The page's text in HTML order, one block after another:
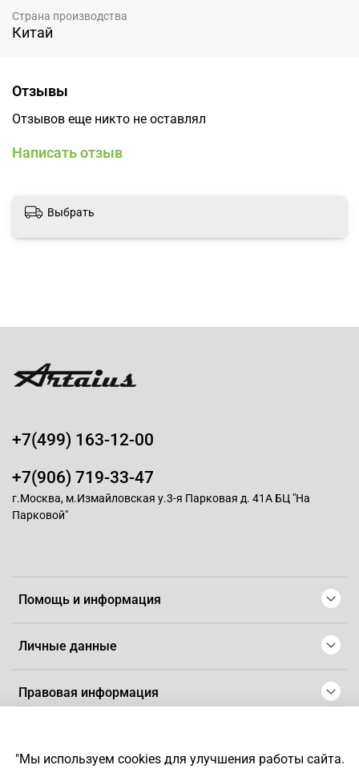
Страна производства
Китай
Отзывы
Отзывов еще никто не оставлял
Написать отзыв
Выбрать
Помощь и информация
Личные данные
Правовая информация
+7(499) 163-12-00
+7(906) 719-33-47
г.Москва, м.Измайловская у.3-я Парковая д. 41А БЦ "На
Парковой"
"Мы используем cookies для улучшения работы сайта.